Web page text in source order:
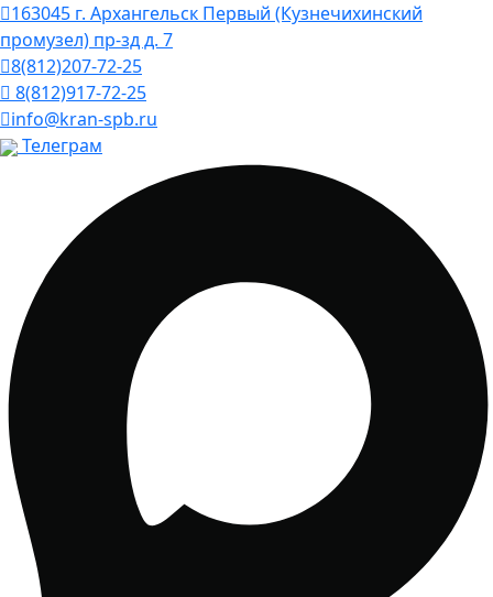
163045 г. Архангельск Первый (Кузнечихинский
промузел) пр-зд д. 7
8(812)207-72-25
8(812)917-72-25
info@kran-spb.ru
Телеграм